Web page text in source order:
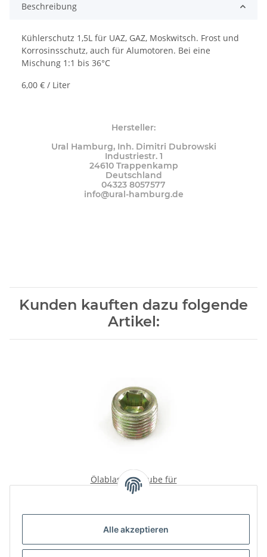
Alle akzeptieren
Beschreibung
Kühlerschutz 1,5L für UAZ, GAZ, Moskwitsch. Frost und
Korrosinsschutz, auch für Alumotoren. Bei eine
Mischung 1:1 bis 36°C
6,00 € / Liter
Hersteller:
Ural Hamburg, Inh. Dimitri Dubrowski
Industriestr. 1
24610 Trappenkamp
Deutschland
04323 8057577
info@ural-hamburg.de
Kunden kauften dazu folgende
Artikel:
Ölablassschraube für
Achsen und Getriebe UAZ,